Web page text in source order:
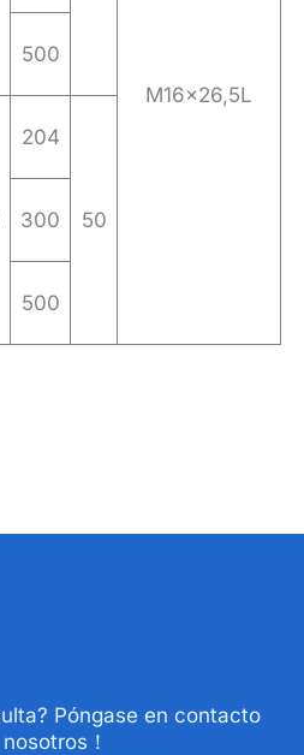
M16x26,5L
500
204
50
300
500
Póngase en contacto
！